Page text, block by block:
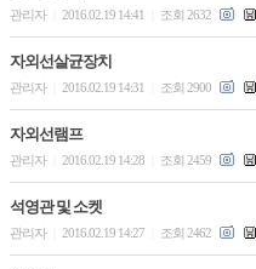
관리자 2016.02.19 14:41 조회 2632
자외선살균장치
관리자 2016.02.19 14:31 조회 2900
자외선램프
관리자 2016.02.19 14:28 조회 2459
석영관 및 소켓
관리자 2016.02.19 14:27 조회 2462